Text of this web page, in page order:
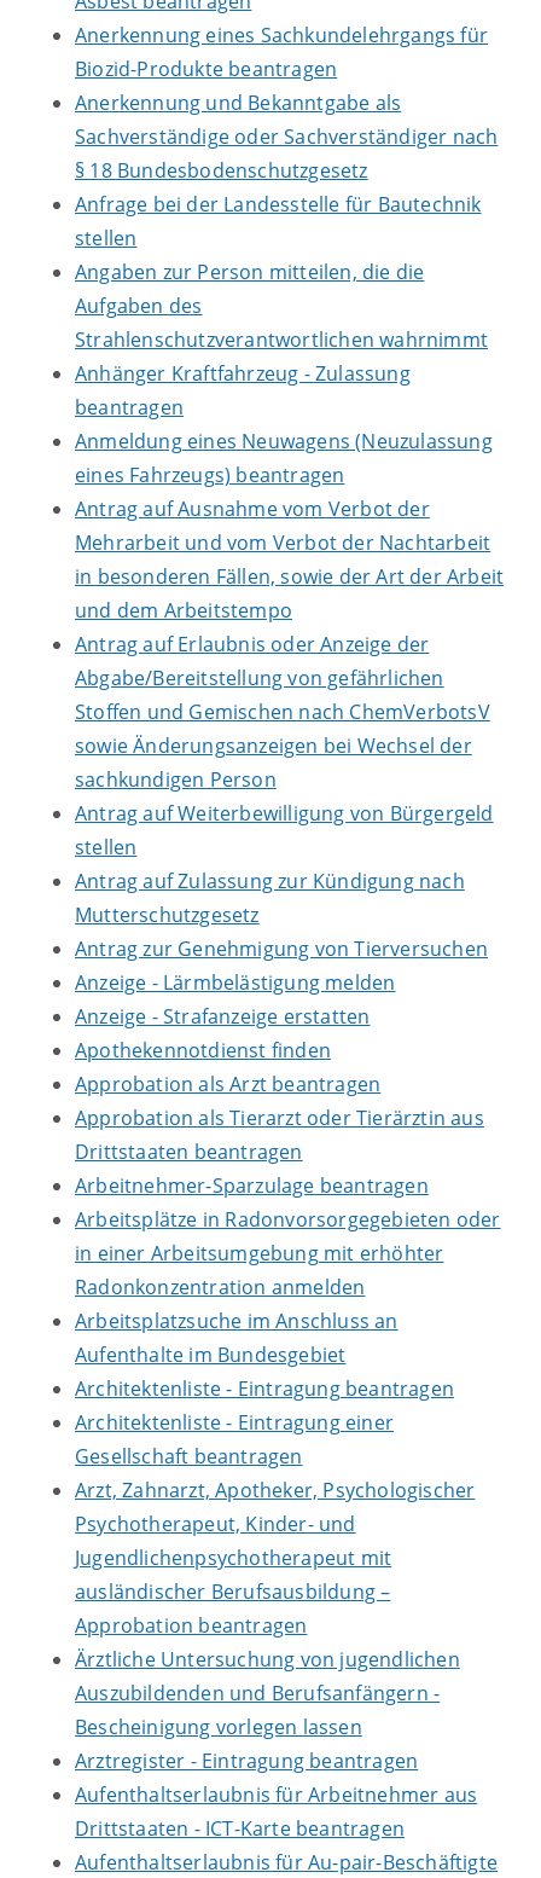
Anerkennung eines Sachkundelehrgangs für
Biozid-Produkte beantragen
Anerkennung und Bekanntgabe als
Sachverständige oder Sachverständiger nach
§ 18 Bundesbodenschutzgesetz
Anfrage bei der Landesstelle für Bautechnik
stellen
Angaben zur Person mitteilen, die die
Aufgaben des
Strahlenschutzverantwortlichen wahrnimmt
Anhänger Kraftfahrzeug - Zulassung
beantragen
Anmeldung eines Neuwagens (Neuzulassung
eines Fahrzeugs) beantragen
Antrag auf Ausnahme vom Verbot der
Mehrarbeit und vom Verbot der Nachtarbeit
in besonderen Fällen, sowie der Art der Arbeit
und dem Arbeitstempo
Antrag auf Erlaubnis oder Anzeige der
Abgabe/Bereitstellung von gefährlichen
Stoffen und Gemischen nach ChemVerbotsV
sowie Änderungsanzeigen bei Wechsel der
sachkundigen Person
Antrag auf Weiterbewilligung von Bürgergeld
stellen
Antrag auf Zulassung zur Kündigung nach
Mutterschutzgesetz
Antrag zur Genehmigung von Tierversuchen
Anzeige - Lärmbelästigung melden
Anzeige - Strafanzeige erstatten
Apothekennotdienst finden
Approbation als Arzt beantragen
Approbation als Tierarzt oder Tierärztin aus
Drittstaaten beantragen
Arbeitnehmer-Sparzulage beantragen
Arbeitsplätze in Radonvorsorgegebieten oder
in einer Arbeitsumgebung mit erhöhter
Radonkonzentration anmelden
Arbeitsplatzsuche im Anschluss an
Aufenthalte im Bundesgebiet
Architektenliste - Eintragung beantragen
Architektenliste - Eintragung einer
Gesellschaft beantragen
Arzt, Zahnarzt, Apotheker, Psychologischer
Psychotherapeut, Kinder- und
Jugendlichenpsychotherapeut mit
ausländischer Berufsausbildung –
Approbation beantragen
Ärztliche Untersuchung von jugendlichen
Auszubildenden und Berufsanfängern -
Bescheinigung vorlegen lassen
Arztregister - Eintragung beantragen
Aufenthaltserlaubnis für Arbeitnehmer aus
Drittstaaten - ICT-Karte beantragen
Aufenthaltserlaubnis für Au-pair-Beschäftigte